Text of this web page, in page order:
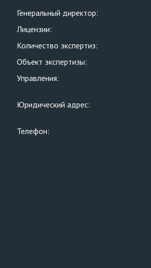
Генеральный директор:
Лицензии:
Количество экспертиз:
Объект экспертизы:
Управления:
Юридический адрес:
Телефон: